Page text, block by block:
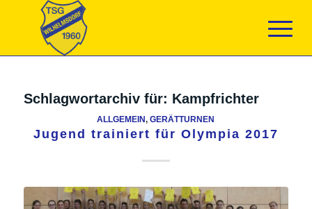
Schlagwortarchiv für: Kampfrichter
ALLGEMEIN,GERÄTTURNEN
Jugend trainiert für Olympia 2017